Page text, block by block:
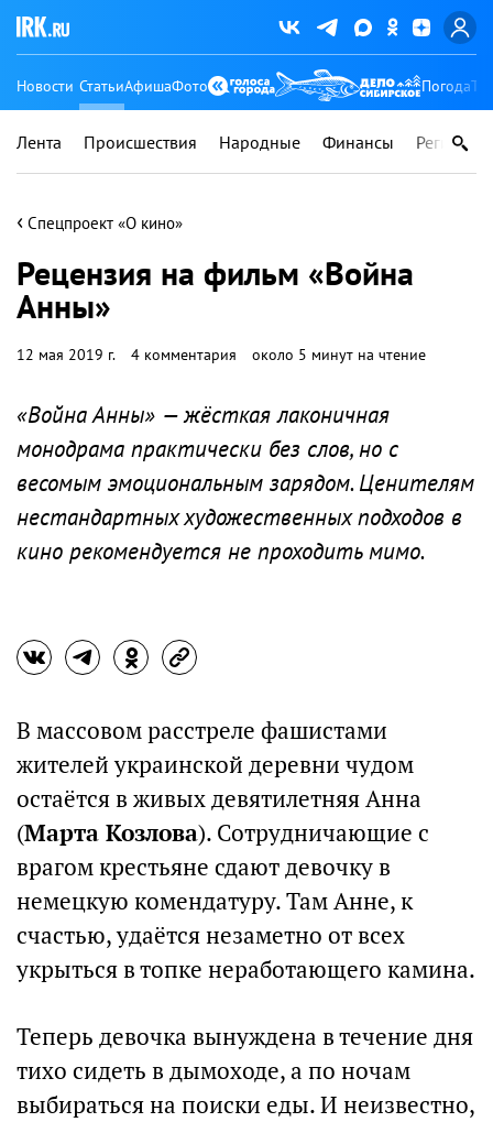
Новости СтатьиАфишаФото Погода
Лента Происшествия Народные Финансы Регионы
‹ Спецпроект «О кино»
Рецензия на фильм «Война
Анны»
12 мая 2019 г. 4 комментария около 5 минут на чтение
«Война Анны» — жёсткая лаконичная
монодрама практически без слов, но с
весомым эмоциональным зарядом. Ценителям
нестандартных художественных подходов в
кино рекомендуется не проходить мимо.
В массовом расстреле фашистами
жителей украинской деревни чудом
остаётся в живых девятилетняя Анна
(Марта Козлова). Сотрудничающие с
врагом крестьяне сдают девочку в
немецкую комендатуру. Там Анне, к
счастью, удаётся незаметно от всех
укрыться в топке неработающего камина.
Теперь девочка вынуждена в течение дня
тихо сидеть в дымоходе, а по ночам
выбираться на поиски еды. И неизвестно,